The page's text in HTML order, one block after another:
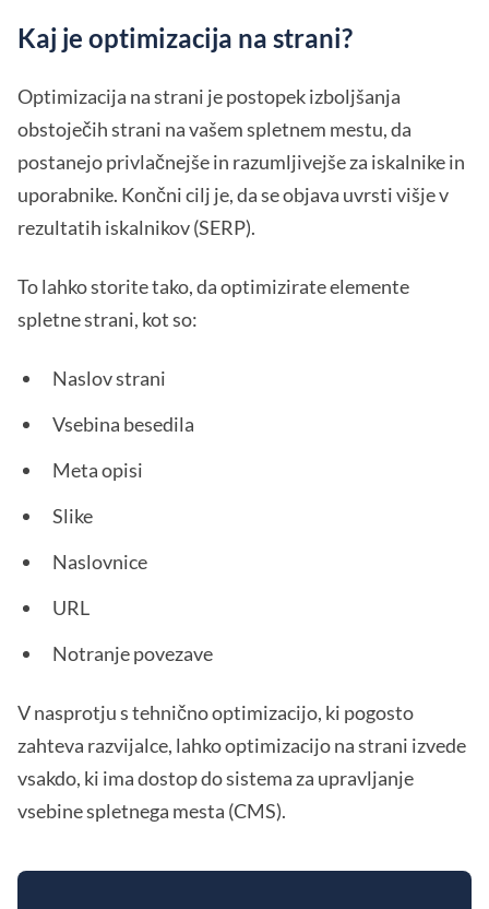
Kaj je optimizacija na strani?
Optimizacija na strani je postopek izboljšanja
obstoječih strani na vašem spletnem mestu, da
postanejo privlačnejše in razumljivejše za iskalnike in
uporabnike. Končni cilj je, da se objava uvrsti višje v
rezultatih iskalnikov (SERP).
To lahko storite tako, da optimizirate elemente
spletne strani, kot so:
Naslov strani
Vsebina besedila
Meta opisi
Slike
Naslovnice
URL
Notranje povezave
V nasprotju s tehnično optimizacijo, ki pogosto
zahteva razvijalce, lahko optimizacijo na strani izvede
vsakdo, ki ima dostop do sistema za upravljanje
vsebine spletnega mesta (CMS).